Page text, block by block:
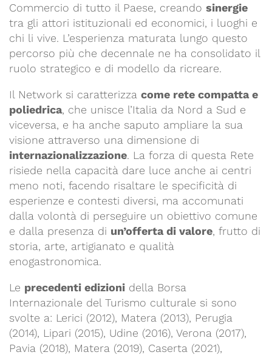
Commercio di tutto il Paese, creando sinergie
tra gli attori istituzionali ed economici, i luoghi e
chi li vive. L’esperienza maturata lungo questo
percorso più che decennale ne ha consolidato il
ruolo strategico e di modello da ricreare.
Il Network si caratterizza come rete compatta e
poliedrica, che unisce l’Italia da Nord a Sud e
viceversa, e ha anche saputo ampliare la sua
visione attraverso una dimensione di
internazionalizzazione. La forza di questa Rete
risiede nella capacità dare luce anche ai centri
meno noti, facendo risaltare le specificità di
esperienze e contesti diversi, ma accomunati
dalla volontà di perseguire un obiettivo comune
e dalla presenza di un’offerta di valore, frutto di
storia, arte, artigianato e qualità
enogastronomica.
Le precedenti edizioni della Borsa
Internazionale del Turismo culturale si sono
svolte a: Lerici (2012), Matera (2013), Perugia
(2014), Lipari (2015), Udine (2016), Verona (2017),
Pavia (2018), Matera (2019), Caserta (2021),